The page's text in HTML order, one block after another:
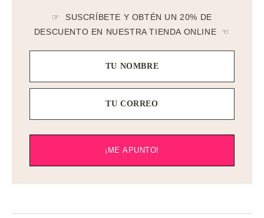
☞ SUSCRÍBETE Y OBTÉN UN 20% DE
DESCUENTO EN NUESTRA TIENDA ONLINE ☜
TU NOMBRE
TU CORREO
¡ME APUNTO!